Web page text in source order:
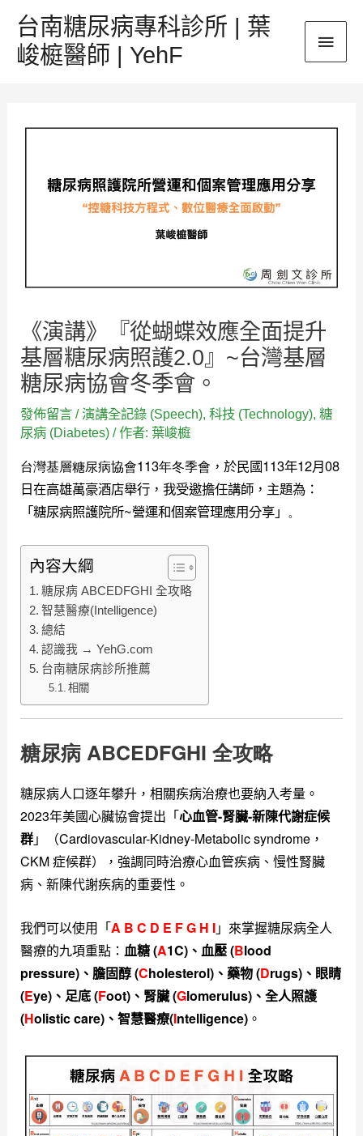
台南糖尿病專科診所 | 葉
峻榳醫師 | YehF
要
《演講》『從蝴蝶效應全面提升
基層糖尿病照護2.0』~台灣基層
糖尿病協會冬季會。
發佈留言 /演講全記錄 (Speech),科技 (Technology),糖
尿病 (Diabetes) / 作者:葉峻榳
台灣基層糖尿病協會113年冬季會 ，於民國113年12月08
日在高雄萬豪酒店舉行 ，我受邀擔任講師 ，主題為 ：
「糖尿病照護院所~營運和個案管理應用分享」 。
內容大綱
糖尿病 ABCEDFGHI 全攻略
智慧醫療(Intelligence)
總結
認識我 → YehG.com
台南糖尿病診所推薦
相關
糖尿病ABCEDFGHI全攻略
糖尿病人口逐年攀升，相關疾病治療也要納入考量。
2023年美國心臟協會提出「心血管-腎臟-新陳代謝症候
群」（Cardiovascular-Kidney-Metabolic syndrome，
CKM 症候群）
，強調同時治療心血管疾病、慢性腎臟
病、新陳代謝疾病的重要性。
我們可以使用「A B C D E F G H I」來掌握糖尿病全人
醫療的九項重點：血糖 (A1C)、血壓 (Blood
pressure)、膽固醇 (Cholesterol)、藥物 (Drugs)、眼睛
(Eye)、足底 (Foot)、腎臟 (Glomerulus)、全人照護
(Holistic care)、智慧醫療(Intelligence) 。